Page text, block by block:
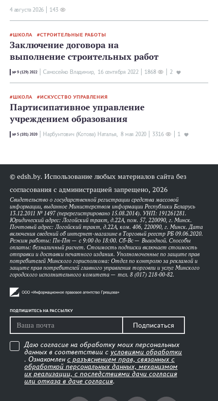
4 августа 2026 143
ШКОЛА СТРОИТЕЛЬНЫЕ РАБОТЫ
Заключение договора на
выполнение строительных работ
№ 9 (129) 2022 Самосейко Владимир, 16 сентября 2022 1868 2
ШКОЛА ИСКУССТВО УПРАВЛЕНИЯ
Партисипативное управление
учреждением образования
№ 5 (101) 2020 Нарбунтович (Котова) Наталья, 8 мая 2020 3316 1
© edsh.by. Использование любых материалов сайта без
согласования с администрацией запрещено, 2026
Свидетельство о государственной регистрации средства массовой
информации, выданное Министерством информации Республики Беларусь
13.12.2011 № 1497 (перерегистрировано 15.08.2014). УНП: 191261281.
Юридический адрес: Логойский тракт, д.22А, пом. 57, 220090, г. Минск.
Почтовый адрес: Логойский тракт, д.22А, ком. 406, 220090, г. Минск. Дата
включения сведений об интернет-магазине в Торговый реестр РБ 09.06.2020.
Режим работы: Пн-Пт — с 9:00 до 18:00. Сб-Вс — Выходной. Способы
оплаты: безналичный расчет. Стоимость подписки включает стоимость
отправки и доставки печатного издания. Уполномоченные по защите прав
потребителей Минского горисполкома: Отдел по контролю за рекламой и
защите прав потребителей главного управления торговли и услуг Минского
городского исполнительного комитета — тел. 8 (017) 218-00-82.
ПОДПИШИТЕСЬ НА РАССЫЛКУ
Подписаться
Даю согласие на обработку моих персональных
данных в соответствии с условиями обработки
. Ознакомлен с разъяснением прав, связанных с
обработкой персональных данных, механизмом
их реализации, с последствиями дачи согласия
или отказа в даче согласия.